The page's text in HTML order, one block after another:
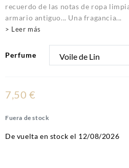
recuerdo de las notas de ropa
armario antiguo... Una fragancia...
> Leer más
Perfume
7,50 €
Fuera de stock
De vuelta en stock el 12/08/2026